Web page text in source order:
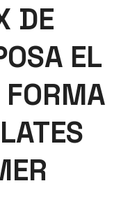
DE
EL
FORMA